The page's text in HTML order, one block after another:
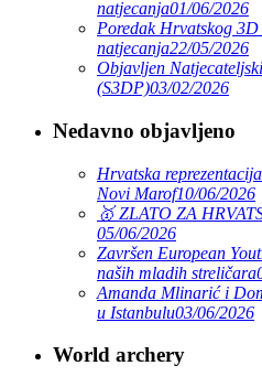
natjecanja01/06/2026
Poredak Hrvatskog
natjecanja22/05/2026
Objavljen
(S3DP)03/02/2026
Nedavno objavljeno
Hrvatska
Novi Marof10/06/2026
🥇 ZLATO ZA
05/06/2026
Završen European
naših mladih streličara
Amanda Mlinarić i
u Istanbulu03/06/2026
World archery